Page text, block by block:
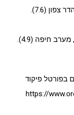
בפורטל פיקוד